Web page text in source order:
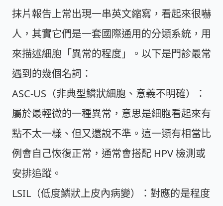
抹片報告上常出現一串英文縮寫，看起來很嚇
人，其實它們是一套國際通用的分類系統，用
來描述細胞「異常的程度」。以下是門診最常
遇到的幾個名詞：
ASC-US（非典型鱗狀細胞、意義不明確）：
屬於最輕微的一種異常，意思是細胞看起來有
點不太一樣、但又還說不準。這一類有相當比
例會自己恢復正常，通常會搭配 HPV 檢測或
安排追蹤。
LSIL（低度鱗狀上皮內病變）： 對應的是程度